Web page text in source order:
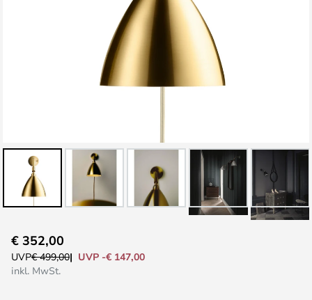
Anfang
der
€ 352,00
UVP€ 499,00
UVP -€ 147,00
inkl. MwSt.